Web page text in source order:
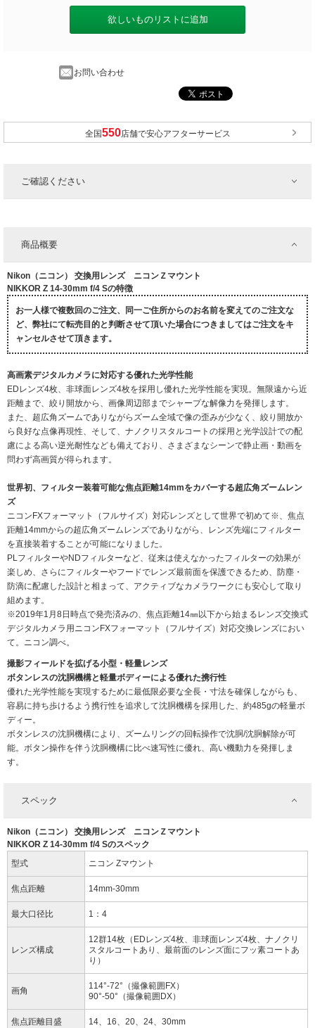
欲しいものリストに追加
お問い合わせ
全国 店舗で安心アフターサービス
ご確認ください
商品概要
Nikon（ニコン） 交換用レンズ ニコンＺマウント
NIKKOR Z 14-30mm f/4 Sの特徴
お一人様で複数回のご注文、同一ご住所からのお名前を変えてのご注文な
ど、弊社にて転売目的と判断させて頂いた場合につきましてはご注文をキ
ャンセルさせて頂きます。
高画素デジタルカメラに対応する優れた光学性能
EDレンズ4枚、非球面レンズ4枚を採用し優れた光学性能を実現。無限遠から近
距離まで、絞り開放から、画像周辺部までシャープな解像力を発揮します。
また、超広角ズームでありながらズーム全域で像の歪みが少なく、絞り開放か
ら良好な点像再現性、そして、ナノクリスタルコートの採用と光学設計での配
慮による高い逆光耐性なども備えており、さまざまなシーンで静止画・動画を
問わず高画質が得られます。
世界初、フィルター装着可能な焦点距離14mmをカバーする超広角ズームレン
ズ
ニコンFXフォーマット（フルサイズ）対応レンズとして世界で初めて※、焦点
距離14mmからの超広角ズームレンズでありながら、レンズ先端にフィルター
を直接装着することが可能になりました。
PLフィルターやNDフィルターなど、従来は使えなかったフィルターの効果が
楽しめ、さらにフィルターやフードでレンズ最前面を保護できるため、防塵・
防滴に配慮した設計と相まって、アクティブなカメラワークにも安心して取り
組めます。
※2019年1月8日時点で発売済みの、焦点距離14㎜以下から始まるレンズ交換式
デジタルカメラ用ニコンFXフォーマット（フルサイズ）対応交換レンズにおい
て。ニコン調べ。
撮影フィールドを拡げる小型・軽量レンズ
ボタンレスの沈胴機構と軽量ボディーによる優れた携行性
優れた光学性能を実現するために最低限必要な全長・寸法を確保しながらも、
容易に持ち歩けるよう携行性を追求して沈胴機構を採用した、約485gの軽量ボ
ディー。
ボタンレスの沈胴機構により、ズームリングの回転操作で沈胴/沈胴解除が可
能。ボタン操作を伴う沈胴機構に比べ速写性に優れ、高い機動力を発揮しま
す。
スペック
Nikon（ニコン） 交換用レンズ ニコンＺマウント
NIKKOR Z 14-30mm f/4 Sのスペック
型式
ニコン Zマウント
焦点距離 14mm-30mm
最大口径比 1：4
レンズ構成
12群14枚（EDレンズ4枚、非球面レンズ4枚、ナノクリ
スタルコートあり、最前面のレンズ面にフッ素コートあ
り）
画角
114°-72°（撮像範囲FX）
90°-50°（撮像範囲DX）
焦点距離目盛 14、16、20、24、30mm